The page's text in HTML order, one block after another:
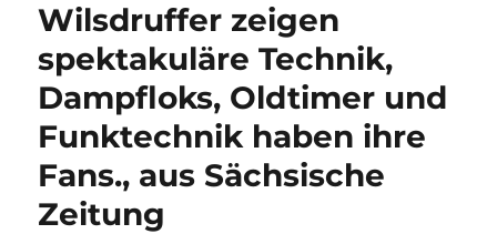
Wilsdruffer zeigen
spektakuläre Technik,
Dampfloks, Oldtimer und
Funktechnik haben ihre
Fans., aus Sächsische
Zeitung